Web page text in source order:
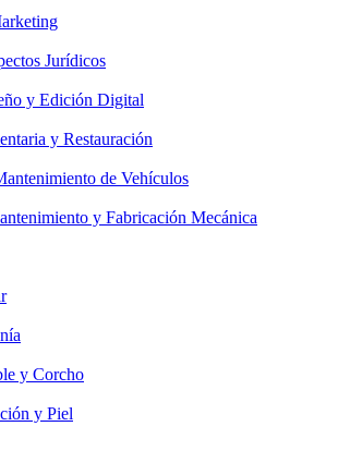
Jurídicos
y Edición Digital
y Restauración
de Vehículos
y Fabricación Mecánica
y Corcho
y Piel